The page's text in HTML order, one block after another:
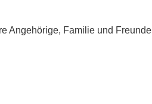
Angehörige, Familie und